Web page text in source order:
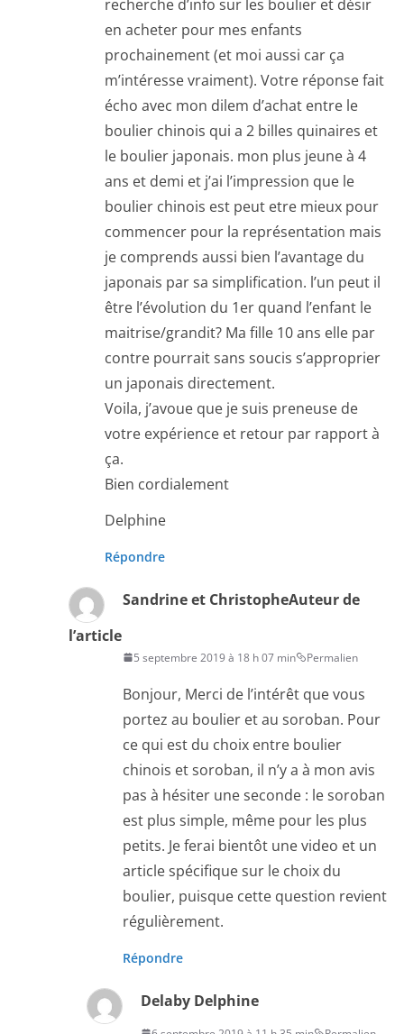
recherche d’info sur les boulier et désir
en acheter pour mes enfants
prochainement (et moi aussi car ça
m’intéresse vraiment). Votre réponse fait
écho avec mon dilem d’achat entre le
boulier chinois qui a 2 billes quinaires et
le boulier japonais. mon plus jeune à 4
ans et demi et j’ai l’impression que le
boulier chinois est peut etre mieux pour
commencer pour la représentation mais
je comprends aussi bien l’avantage du
japonais par sa simplification. l’un peut il
être l’évolution du 1er quand l’enfant le
maitrise/grandit? Ma fille 10 ans elle par
contre pourrait sans soucis s’approprier
un japonais directement.
Voila, j’avoue que je suis preneuse de
votre expérience et retour par rapport à
ça.
Bien cordialement
Delphine
Répondre
Sandrine et ChristopheAuteur de
l’article
5 septembre 2019 à 18 h 07 min Permalien
Bonjour, Merci de l’intérêt que vous
portez au boulier et au soroban. Pour
ce qui est du choix entre boulier
chinois et soroban, il n’y a à mon avis
pas à hésiter une seconde : le soroban
est plus simple, même pour les plus
petits. Je ferai bientôt une video et un
article spécifique sur le choix du
boulier, puisque cette question revient
régulièrement.
Répondre
Delaby Delphine